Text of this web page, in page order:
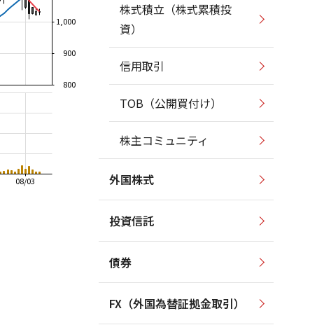
08/03
800
900
1,000
株式積立（株式累積投
資）
信用取引
TOB（公開買付け）
株主コミュニティ
外国株式
投資信託
債券
FX（外国為替証拠金取引）